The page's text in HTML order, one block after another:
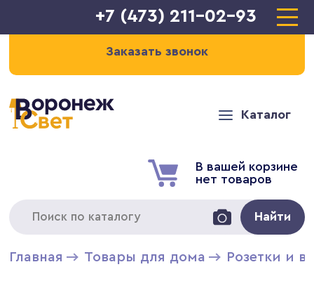
+7 (473) 211-02-93
Заказать звонок
Каталог
В вашей корзине
нет товаров
Найти
Главная Товары для дома Розетки и